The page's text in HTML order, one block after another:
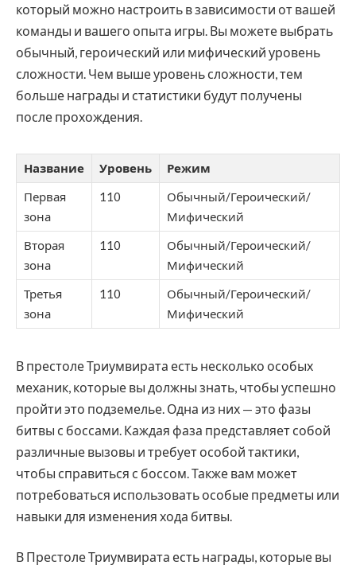
который можно настроить в зависимости от вашей
команды и вашего опыта игры. Вы можете выбрать
обычный, героический или мифический уровень
сложности. Чем выше уровень сложности, тем
больше награды и статистики будут получены
после прохождения.
Название Уровень
Режим
Первая
зона
110
Обычный/Героический/
Мифический
Вторая
зона
110
Обычный/Героический/
Мифический
Третья
зона
110
Обычный/Героический/
Мифический
В престоле Триумвирата есть несколько особых
механик, которые вы должны знать, чтобы успешно
пройти это подземелье. Одна из них — это фазы
битвы с боссами. Каждая фаза представляет собой
различные вызовы и требует особой тактики,
чтобы справиться с боссом. Также вам может
потребоваться использовать особые предметы или
навыки для изменения хода битвы.
В Престоле Триумвирата есть награды, которые вы